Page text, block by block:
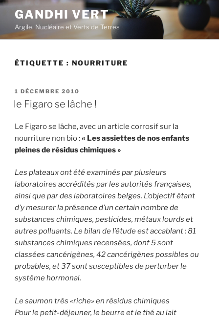
Aller
contenu
principal
GANDHI VERT
Argile, Nucléaire et Verts de Terres
ÉTIQUETTE : NOURRITURE
PUBLIÉ
LE
1 DÉCEMBRE 2010
le Figaro se lâche !
Le Figaro se lâche, avec un article corrosif sur la
nourriture non bio :« Les assiettes de nos enfants
pleines de résidus chimiques »
Les plateaux ont été examinés par plusieurs
laboratoires accrédités par les autorités françaises,
ainsi que par des laboratoires belges. L’objectif étant
d’y mesurer la présence d’un certain nombre de
substances chimiques, pesticides, métaux lourds et
autres polluants. Le bilan de l’étude est accablant : 81
substances chimiques recensées, dont 5 sont
classées cancérigènes, 42 cancérigènes possibles ou
probables, et 37 sont susceptibles de perturber le
système hormonal.
Le saumon très «riche» en résidus chimiques
Pour le petit-déjeuner, le beurre et le thé au lait